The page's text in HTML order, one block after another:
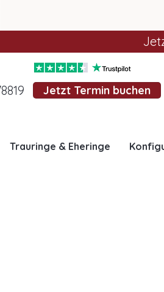
Jetzt Termin buchen
Trauringe & Eheringe